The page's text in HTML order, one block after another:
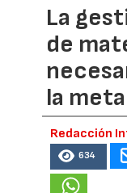
La
de
la
Redacción
634